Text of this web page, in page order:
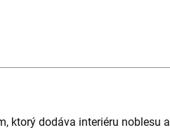
ktorý dodáva interiéru noblesu a